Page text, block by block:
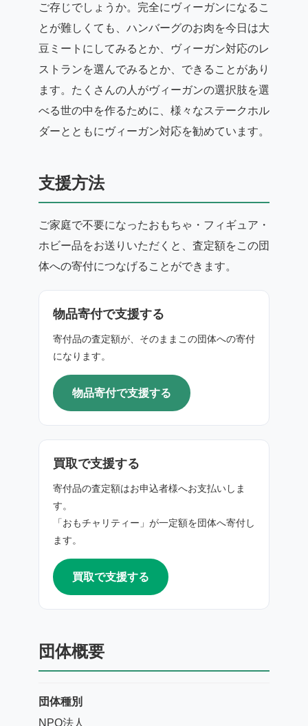
ご存じでしょうか。完全にヴィーガンになるこ
とが難しくても、ハンバーグのお肉を今日は大
豆ミートにしてみるとか、ヴィーガン対応のレ
ストランを選んでみるとか、できることがあり
ます。たくさんの人がヴィーガンの選択肢を選
べる世の中を作るために、様々なステークホル
ダーとともにヴィーガン対応を勧めています。
支援方法
ご家庭で不要になったおもちゃ・フィギュア・
ホビー品をお送りいただくと、査定額をこの団
体への寄付につなげることができます。
物品寄付で支援する
寄付品の査定額が、そのままこの団体への寄付
になります。
物品寄付で支援する
買取で支援する
寄付品の査定額はお申込者様へお支払いしま
す。
「おもチャリティー」が一定額を団体へ寄付し
ます。
買取で支援する
団体概要
団体種別
NPO法人